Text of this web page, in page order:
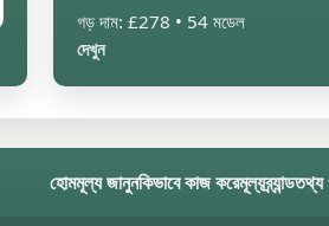
গড় দাম: £278 • 54 মডেল
দেখুন
হোমমূল্য জানুনকিভাবে কাজ করেমূল্যব্র্যান্ডতথ্য